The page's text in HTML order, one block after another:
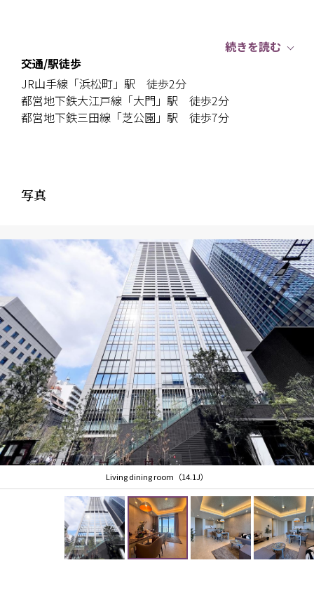
続きを読む
交通/駅徒歩
JR山手線「浜松町」駅 徒歩2分
都営地下鉄大江戸線「大門」駅 徒歩2分
都営地下鉄三田線「芝公園」駅 徒歩7分
写真
Living dining room（14.1J）